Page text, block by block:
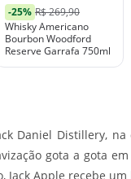
-25% R$ 269,90
Whisky Americano
Bourbon Woodford
Reserve Garrafa 750ml
Daniel Distillery,
gota a gota
Apple recebe